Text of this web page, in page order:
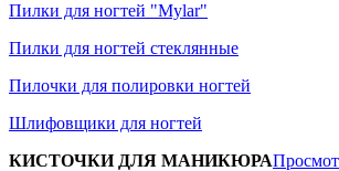
Пилки для ногтей "Mylar"
Пилки для ногтей стеклянные
Пилочки для полировки ногтей
Шлифовщики для ногтей
КИСТОЧКИ ДЛЯ МАНИКЮРА